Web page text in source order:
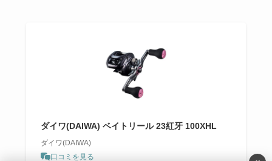
ダイワ(DAIWA) ベイトリール 23紅牙 100XHL
ダイワ(DAIWA)
口コミを見る